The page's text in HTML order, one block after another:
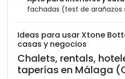
fachadas (test de arañazos
Ideas para usar Xtone
casas y negocios
Chalets, rentals,
taperías en Málaga